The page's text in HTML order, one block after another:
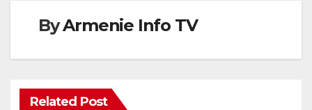
ByArmenie Info TV
Related Post